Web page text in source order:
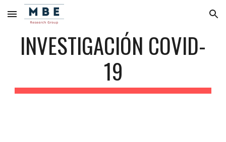
Skip to main content Skip to navigation
INVESTIGACIÓN COVID-
19